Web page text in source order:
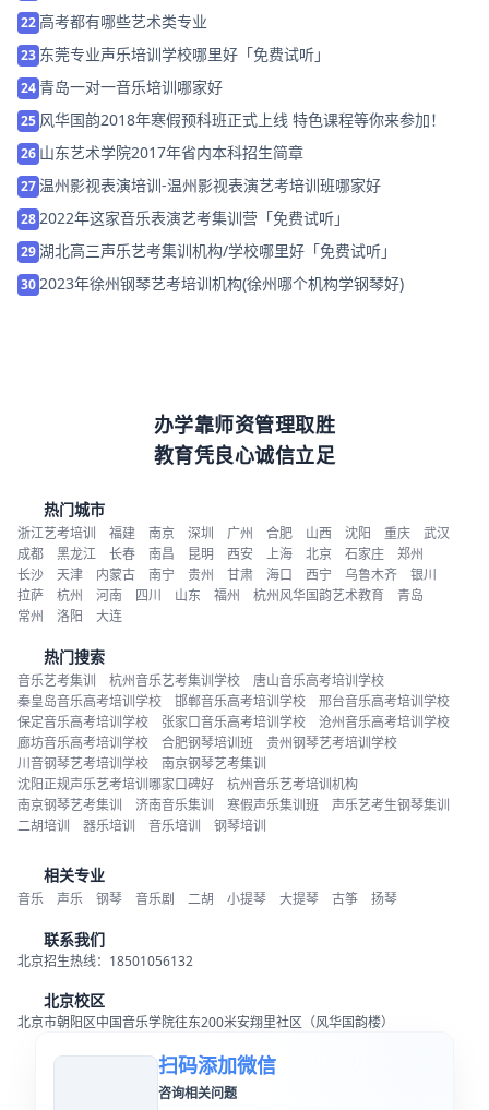
22高考都有哪些艺术类专业
23 东莞专业声乐培训学校哪里好「免费试听」
24青岛一对一音乐培训哪家好
25 风华国韵2018年寒假预科班正式上线 特色课程等你来参加！
26 山东艺术学院2017年省内本科招生简章
27温州影视表演培训-温州影视表演艺考培训班哪家好
28 2022年这家音乐表演艺考集训营「免费试听」
29湖北高三声乐艺考集训机构/学校哪里好「免费试听」
30 2023年徐州钢琴艺考培训机构(徐州哪个机构学钢琴好)
办学靠师资管理取胜
教育凭良心诚信立足
热门城市
浙江艺考培训 福建 南京 深圳 广州 合肥 山西 沈阳 重庆
武汉
成都
黑龙江 长春 南昌 昆明 西安 上海 北京 石家庄
郑州
长沙
天津 内蒙古 南宁 贵州 甘肃 海口 西宁 乌鲁木齐
银川
拉萨
杭州 河南 四川 山东 福州 杭州风华国韵艺术教育
青岛
常州
洛阳 大连
热门搜索
音乐艺考集训 杭州音乐艺考集训学校
唐山音乐高考培训学校
秦皇岛音乐高考培训学校
邯郸音乐高考培训学校
邢台音乐高考培训学校
保定音乐高考培训学校
张家口音乐高考培训学校
沧州音乐高考培训学校
廊坊音乐高考培训学校
合肥钢琴培训班
贵州钢琴艺考培训学校
川音钢琴艺考培训学校
南京钢琴艺考集训
沈阳正规声乐艺考培训哪家口碑好
杭州音乐艺考培训机构
南京钢琴艺考集训
济南音乐集训 寒假声乐集训班
声乐艺考生钢琴集训
二胡培训
器乐培训 音乐培训 钢琴培训
相关专业
音乐 声乐 钢琴 音乐剧 二胡 小提琴 大提琴 古筝 扬琴
联系我们
北京招生热线：18501056132
北京校区
北京市朝阳区中国音乐学院往东200米安翔里社区（风华国韵楼）
扫码添加微信
咨询相关问题